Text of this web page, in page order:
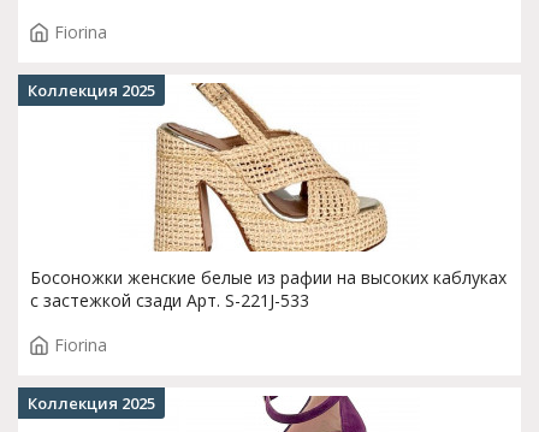
Fiorina
Босоножки женские белые из рафии на высоких каблуках
с застежкой сзади Арт. S-221J-533
Fiorina
Коллекция 2025
Коллекция 2025